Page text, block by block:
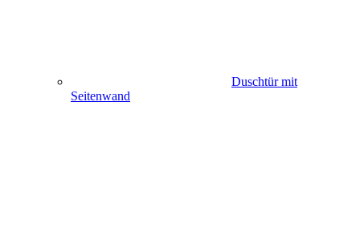
Duschtür mit
Seitenwand